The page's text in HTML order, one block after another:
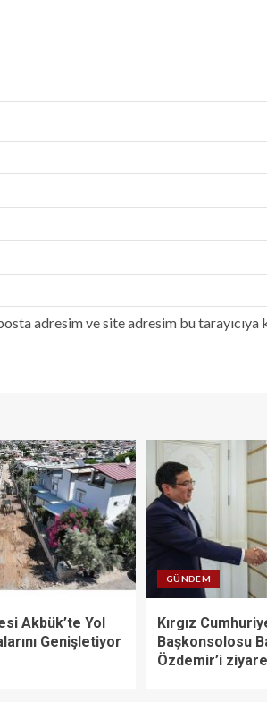
adresim ve site adresim bu tarayıcıya
Akbük’te Yol
Genişletiyor
GÜNDEM
Kırgız
Başkonsolosu
Özdemir’i